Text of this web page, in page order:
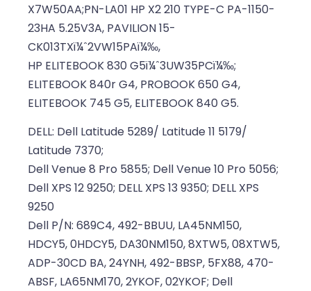
X7W50AA;PN-LA01 HP X2 210 TYPE-C PA-1150-
23HA 5.25V3A, PAVILION 15-
CK013TXï¼ˆ2VW15PAï¼‰,
HP ELITEBOOK 830 G5ï¼ˆ3UW35PCï¼‰;
ELITEBOOK 840r G4, PROBOOK 650 G4,
ELITEBOOK 745 G5, ELITEBOOK 840 G5.
DELL: Dell Latitude 5289/ Latitude 11 5179/
Latitude 7370;
Dell Venue 8 Pro 5855; Dell Venue 10 Pro 5056;
Dell XPS 12 9250; DELL XPS 13 9350; DELL XPS
9250
Dell P/N: 689C4, 492-BBUU, LA45NM150,
HDCY5, 0HDCY5, DA30NM150, 8XTW5, 08XTW5,
ADP-30CD BA, 24YNH, 492-BBSP, 5FX88, 470-
ABSF, LA65NM170, 2YKOF, 02YKOF; Dell